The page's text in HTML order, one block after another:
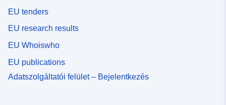
EU tenders
EU research results
EU Whoiswho
EU publications
Adatszolgáltatói felület – Bejelentkezés